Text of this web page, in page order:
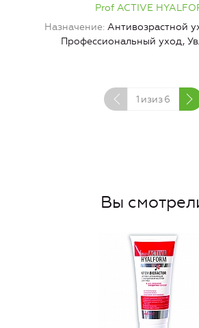
Prof ACTIVE
Назначение Антивозрастной
Профессиональный уход,
1 изиз6
Вы